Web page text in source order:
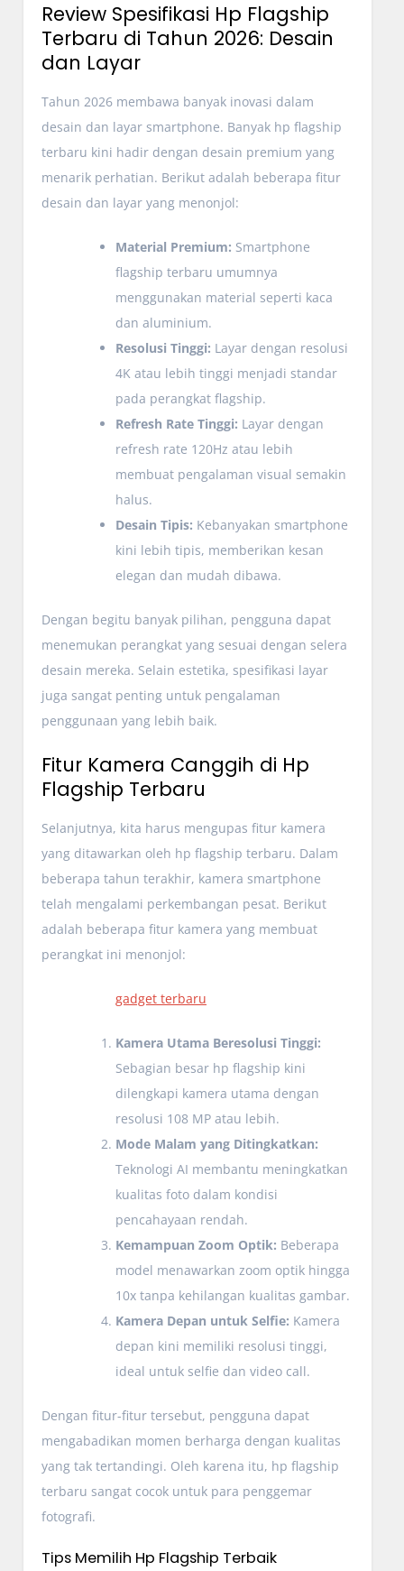
Review Spesifikasi Hp Flagship
Terbaru di Tahun 2026: Desain
dan Layar
Tahun 2026 membawa banyak inovasi dalam
desain dan layar smartphone. Banyak hp flagship
terbaru kini hadir dengan desain premium yang
menarik perhatian. Berikut adalah beberapa fitur
desain dan layar yang menonjol:
Material Premium: Smartphone
flagship terbaru umumnya
menggunakan material seperti kaca
dan aluminium.
Resolusi Tinggi: Layar dengan resolusi
4K atau lebih tinggi menjadi standar
pada perangkat flagship.
Refresh Rate Tinggi: Layar dengan
refresh rate 120Hz atau lebih
membuat pengalaman visual semakin
halus.
Desain Tipis: Kebanyakan smartphone
kini lebih tipis, memberikan kesan
elegan dan mudah dibawa.
Dengan begitu banyak pilihan, pengguna dapat
menemukan perangkat yang sesuai dengan selera
desain mereka. Selain estetika, spesifikasi layar
juga sangat penting untuk pengalaman
penggunaan yang lebih baik.
Fitur Kamera Canggih di Hp
Flagship Terbaru
Selanjutnya, kita harus mengupas fitur kamera
yang ditawarkan oleh hp flagship terbaru. Dalam
beberapa tahun terakhir, kamera smartphone
telah mengalami perkembangan pesat. Berikut
adalah beberapa fitur kamera yang membuat
perangkat ini menonjol:
gadget terbaru
Kamera Utama Beresolusi Tinggi:
Sebagian besar hp flagship kini
dilengkapi kamera utama dengan
resolusi 108 MP atau lebih.
Mode Malam yang Ditingkatkan:
Teknologi AI membantu meningkatkan
kualitas foto dalam kondisi
pencahayaan rendah.
Kemampuan Zoom Optik: Beberapa
model menawarkan zoom optik hingga
10x tanpa kehilangan kualitas gambar.
Kamera Depan untuk Selfie: Kamera
depan kini memiliki resolusi tinggi,
ideal untuk selfie dan video call.
Dengan fitur-fitur tersebut, pengguna dapat
mengabadikan momen berharga dengan kualitas
yang tak tertandingi. Oleh karena itu, hp flagship
terbaru sangat cocok untuk para penggemar
fotografi.
Tips Memilih Hp Flagship Terbaik